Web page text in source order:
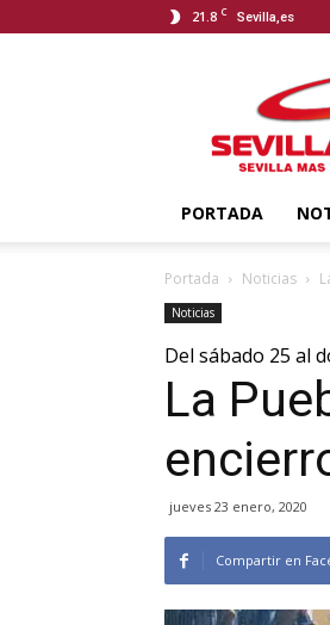
21.8 C Sevilla,es
Taurina
PORTADA
Portada Noticias
Noticias
Del sábado 25 al
La
jueves 23 enero, 2020
Compartir en